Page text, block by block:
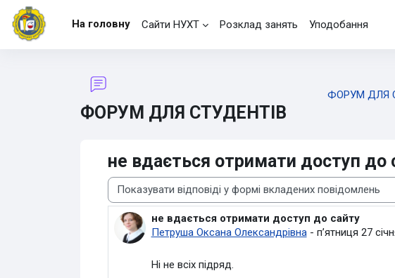
Перейти до головного вмісту
На головну
Сайти НУХТ Розклад занять Уподобання
ФОРУМ ДЛЯ СТУДЕНТІВ
ФОРУМ ДЛЯ
не вдається отримати доступ до
Тип показу
не вдається отримати доступ до сайту
Петруша Оксана Олександрівна- пʼятниця 27
Кількість відповідей: 0
Ні не всіх підряд.